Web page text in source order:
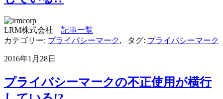
LRM株式会社 記事一覧
カテゴリー: プライバシーマーク, タグ: プライバシーマーク
2016年1月28日
プライバシーマークの不正使用が横行